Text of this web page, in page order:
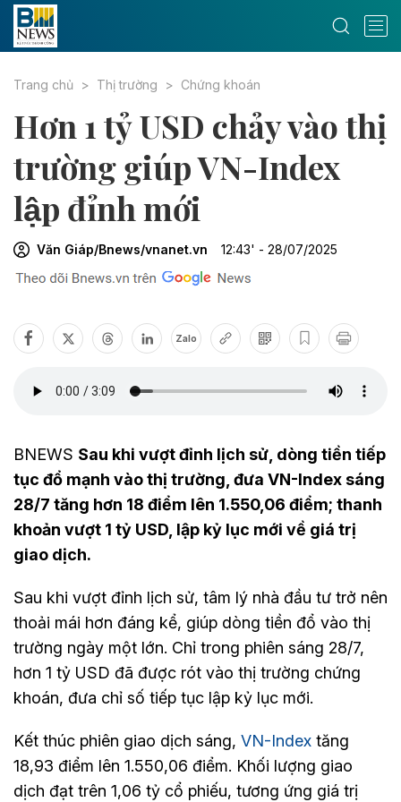
Trang chủ Thị trường Chứng khoán
Hơn 1 tỷ USD chảy vào thị
trường giúp VN-Index
lập đỉnh mới
Văn Giáp/Bnews/vnanet.vn 12:43' - 28/07/2025
Zalo
BNEWS Sau khi vượt đỉnh lịch sử, dòng tiền tiếp
tục đổ mạnh vào thị trường, đưa VN-Index sáng
28/7 tăng hơn 18 điểm lên 1.550,06 điểm; thanh
khoản vượt 1 tỷ USD, lập kỷ lục mới về giá trị
giao dịch.
Sau khi vượt đỉnh lịch sử, tâm lý nhà đầu tư trở nên
thoải mái hơn đáng kể, giúp dòng tiền đổ vào thị
trường ngày một lớn. Chỉ trong phiên sáng 28/7,
hơn 1 tỷ USD đã được rót vào thị trường chứng
khoán, đưa chỉ số tiếp tục lập kỷ lục mới.
Kết thúc phiên giao dịch sáng, VN-Index tăng
18,93 điểm lên 1.550,06 điểm. Khối lượng giao
dịch đạt trên 1,06 tỷ cổ phiếu, tương ứng giá trị